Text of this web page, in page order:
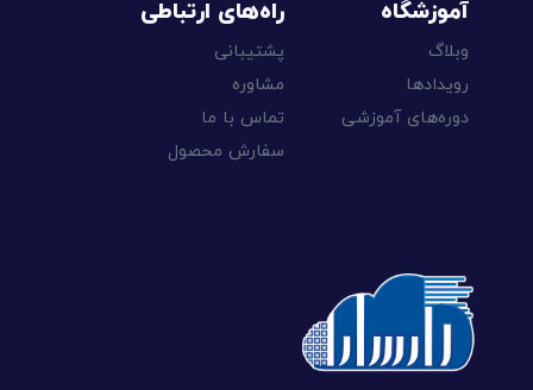
آموزشگاه
وبلاگ
رویدادها
دوره‌های آموزشی
راه‌های ارتباطی
پشتیبانی
مشاوره
تماس با ما
سفارش محصول